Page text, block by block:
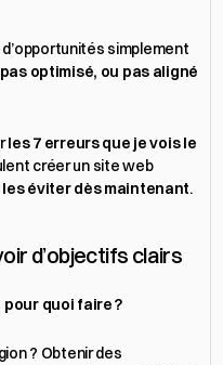
simplement
optimisé, ou pas aligné
les 7 erreurs que je vois le
créer un site web
éviter dès maintenant.
d’objectifs clairs
pour quoi faire ?
? Obtenir des